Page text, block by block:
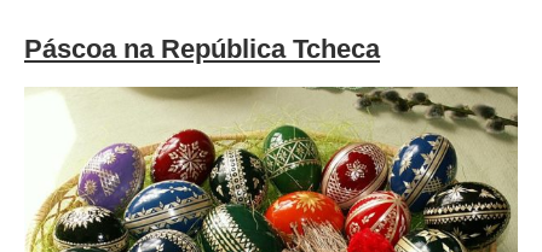
Páscoa na República Tcheca